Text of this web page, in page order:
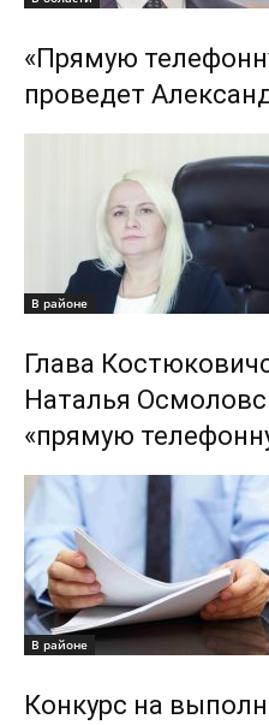
«Прямую
проведет
В районе
Глава
Наталья
«прямую
В районе
Конкурс на